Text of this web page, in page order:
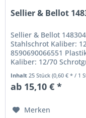
Sellier & Bellot
Sellier & Bellot
Stahlschrot Kaliber:
8590690066551
Kaliber: 12/70
Inhalt25 Stück(0,60 € * / 1
ab 15,10 € *
Merken